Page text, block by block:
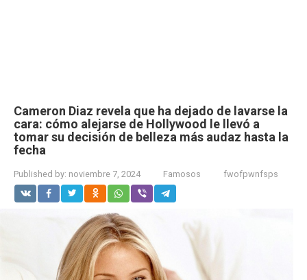
Cameron Diaz revela que ha dejado de lavarse la
cara: cómo alejarse de Hollywood le llevó a
tomar su decisión de belleza más audaz hasta la
fecha
Published by: noviembre 7, 2024 Famosos fwofpwnfsps